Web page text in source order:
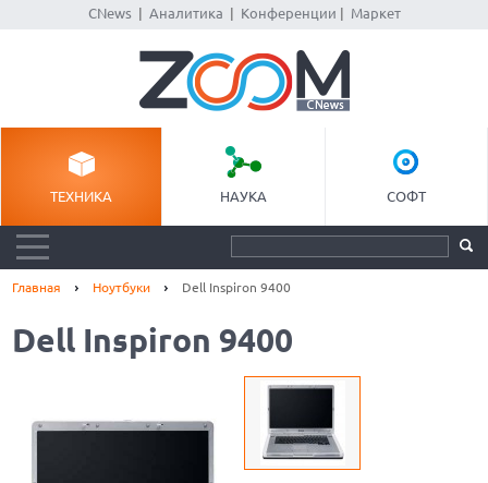
CNews| Аналитика Конференции Маркет
ТЕХНИКА НАУКА СОФТ
Главная Ноутбуки Dell Inspiron 9400
Dell Inspiron 9400